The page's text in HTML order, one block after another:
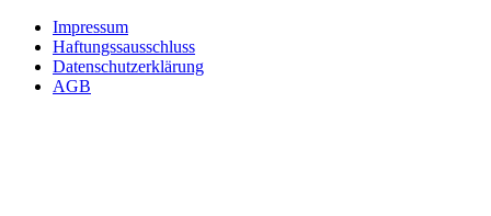
Impressum
Haftungssausschluss
Datenschutzerklärung
AGB